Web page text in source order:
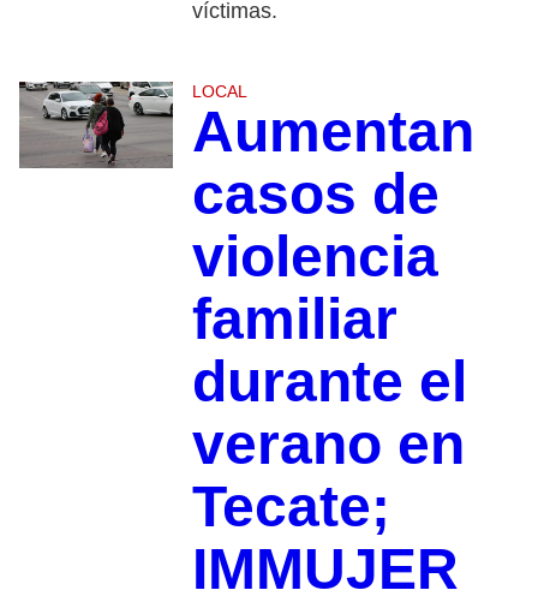
víctimas.
LOCAL
Aumentan
casos de
violencia
familiar
durante el
verano en
Tecate;
IMMUJER